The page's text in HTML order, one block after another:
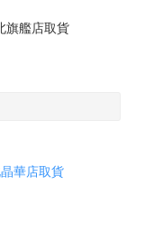
旗艦店取貨